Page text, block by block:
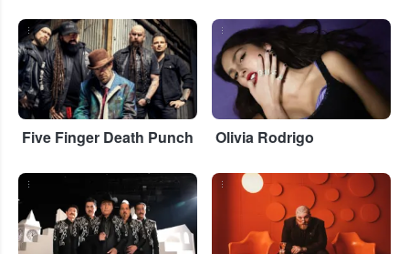
...
Five Finger Death Punch
...
Olivia Rodrigo
... ...